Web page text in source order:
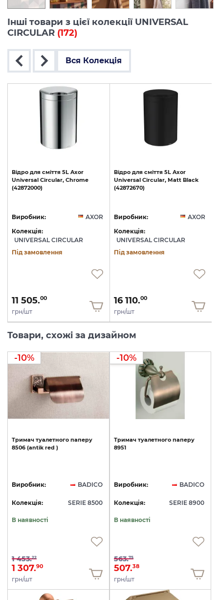
Інші товари з цієї колекції UNIVERSAL
CIRCULAR (172)
Вся Колекція
Відро для сміття 5L Axor
Universal Circular, Chrome
(42872000)
Виробник:
AXOR
Колекція:
UNIVERSAL CIRCULAR
Під замовлення
11 505.00
грн/шт
Відро для сміття 5L Axor
Universal Circular, Matt Black
(42872670)
Виробник:
AXOR
Колекція:
UNIVERSAL CIRCULAR
Під замовлення
16 110.00
грн/шт
Товари, схожі за дизайном
-10%
Тримач туалетного паперу
8506 (antik red )
Виробник: BADICO
Колекція: SERIE 8500
В наявності
1 453.22
1 307.90
грн/шт
-10%
Тримач туалетного паперу
8951
Виробник: BADICO
Колекція: SERIE 8900
В наявності
563.75
507.38
грн/шт